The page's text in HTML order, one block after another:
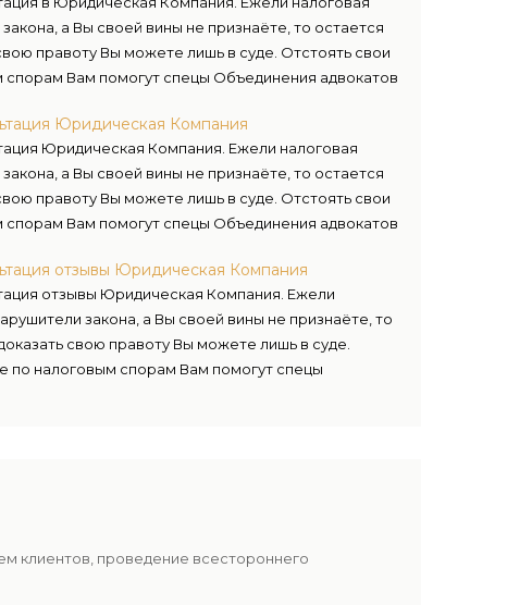
а Вы своей вины не признаёте, то остается
правоту Вы можете лишь в суде. Отстоять свои
спорам Вам помогут спецы Объединения адвокатов
Юридическая Компания
Юридическая Компания. Ежели налоговая
а Вы своей вины не признаёте, то остается
правоту Вы можете лишь в суде. Отстоять свои
спорам Вам помогут спецы Объединения адвокатов
отзывы Юридическая Компания
отзывы Юридическая Компания. Ежели
закона, а Вы своей вины не признаёте, то
свою правоту Вы можете лишь в суде.
по налоговым спорам Вам помогут спецы
клиентов, проведение всестороннего